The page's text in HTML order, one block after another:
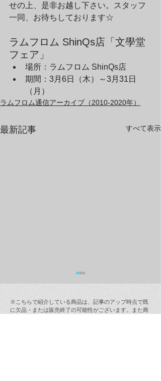
せの上、是非お越し下さい。スタッフ
一同、お待ちしております☆
ラムフロム ShinQs店「文學堂
フェア」
場所：ラムフロム ShinQs店
期間：3月6日（木）～3月31日
（月）
ラムフロム通信アーカイブ（2010-2020年）
最新記事 すべて表示
※こちらで紹介している商品は、記事のアップ時点で既
に欠品・または販売終了の可能性がございます。また商